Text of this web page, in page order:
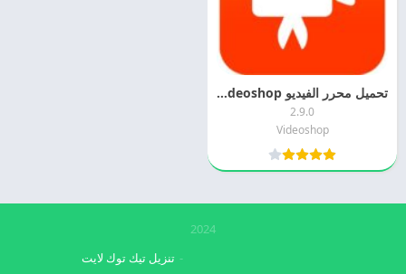
تحميل محرر الفيديو Videoshop مهكر اخر اصدار مجانا
2.9.0
Videoshop
2024
تنزيل تيك توك لايت